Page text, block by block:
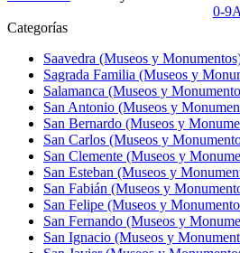
0-9A
Categorías
Saavedra (Museos y
Sagrada Familia (Museos y
Salamanca (Museos y
San Antonio (Museos y
San Bernardo (Museos y
San Carlos (Museos y
San Clemente (Museos y
San Esteban (Museos y
San Fabián (Museos y
San Felipe (Museos y
San Fernando (Museos y
San Ignacio (Museos y